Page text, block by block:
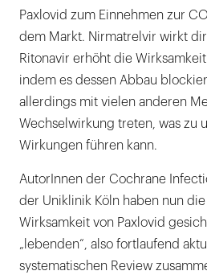
Paxlovid zum Einnehmen zur
dem Markt. Nirmatrelvir wirkt
Ritonavir erhöht die
indem es dessen Abbau
allerdings mit vielen anderen
Wechselwirkung treten, was zu
Wirkungen führen kann.
AutorInnen der Cochrane
der Uniklinik Köln haben nun
Wirksamkeit von Paxlovid
„lebenden“, also fortlaufend
systematischen Review